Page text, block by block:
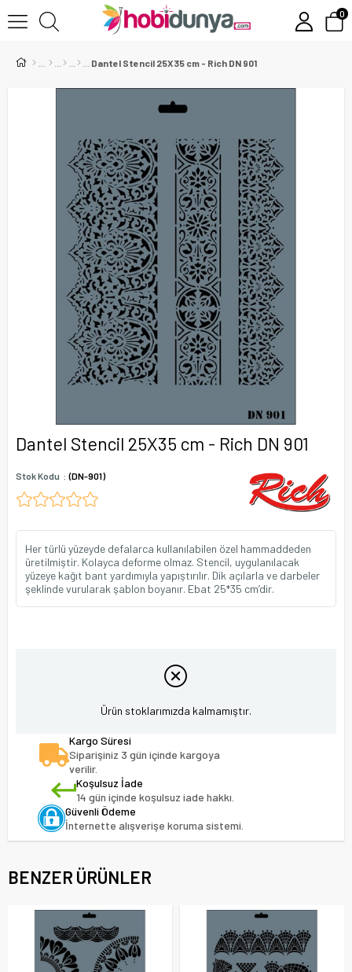
0
Dantel Stencil 25X35 cm - Rich DN 901
Dantel Stencil 25X35 cm - Rich DN 901
Stok Kodu (DN-901)
Her türlü yüzeyde defalarca kullanılabilen özel hammaddeden
üretilmiştir. Kolayca deforme olmaz. Stencil, uygulanılacak
yüzeye kağıt bant yardımıyla yapıştırılır. Dik açılarla ve darbeler
şeklinde vurularak şablon boyanır. Ebat 25*35 cm’dir.
Ürün stoklarımızda kalmamıştır.
Kargo Süresi
Siparişiniz 3 gün içinde kargoya
verilir.
Koşulsuz İade
14 gün içinde koşulsuz iade hakkı.
Güvenli Ödeme
İnternette alışverişe koruma sistemi.
BENZER ÜRÜNLER